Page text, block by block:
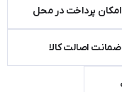
امکان پرداخت در محل
ضمانت اصالت کالا